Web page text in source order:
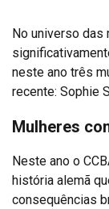
No universo das
neste ano três
recente: Sophie
Mulheres
Neste ano o
história alemã
consequências